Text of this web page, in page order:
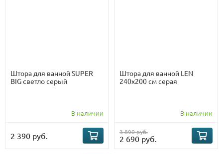
Штора для ванной SUPER
BIG светло серый
В наличии
2 390 руб.
Штора для ванной LEN
240х200 см серая
В наличии
3 890 руб.
2 690 руб.